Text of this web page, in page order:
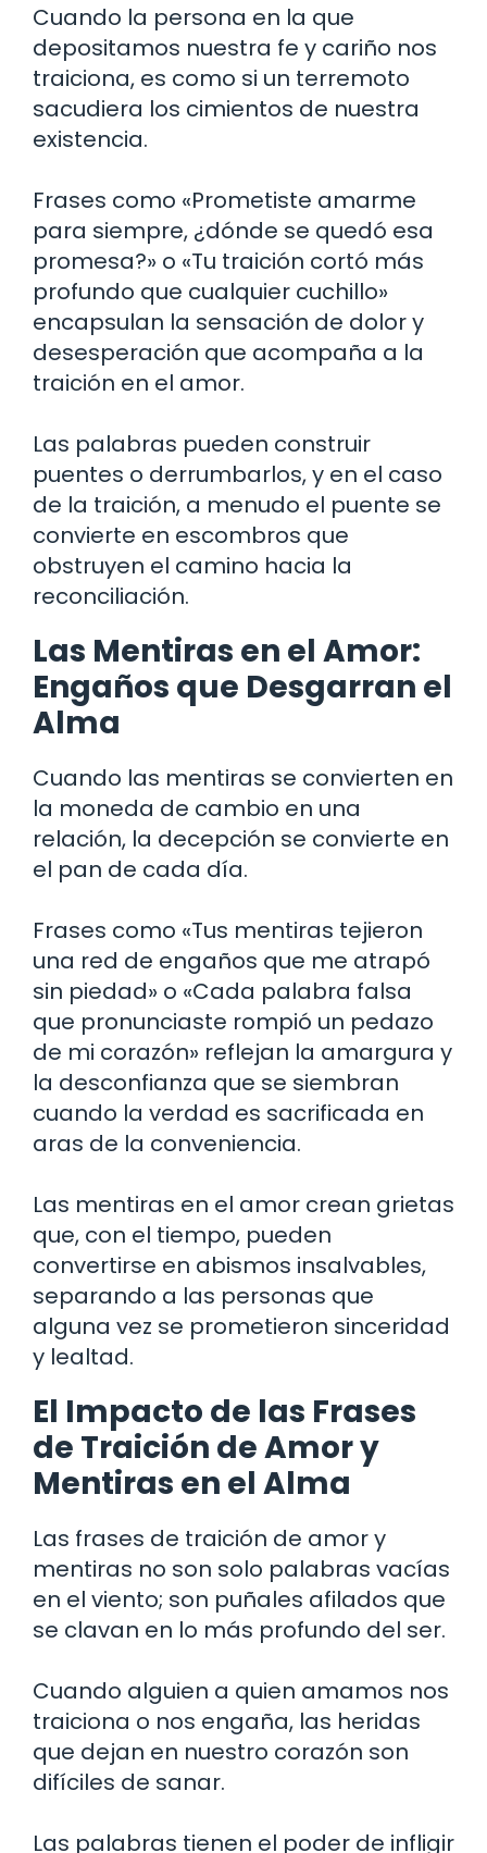
Cuando la persona en la que
depositamos nuestra fe y cariño nos
traiciona, es como si un terremoto
sacudiera los cimientos de nuestra
existencia.
Frases como «Prometiste amarme
para siempre, ¿dónde se quedó esa
promesa?» o «Tu traición cortó más
profundo que cualquier cuchillo»
encapsulan la sensación de dolor y
desesperación que acompaña a la
traición en el amor.
Las palabras pueden construir
puentes o derrumbarlos, y en el caso
de la traición, a menudo el puente se
convierte en escombros que
obstruyen el camino hacia la
reconciliación.
Las Mentiras en el Amor:
Engaños que Desgarran el
Alma
Cuando las mentiras se convierten en
la moneda de cambio en una
relación, la decepción se convierte en
el pan de cada día.
Frases como «Tus mentiras tejieron
una red de engaños que me atrapó
sin piedad» o «Cada palabra falsa
que pronunciaste rompió un pedazo
de mi corazón» reflejan la amargura y
la desconfianza que se siembran
cuando la verdad es sacrificada en
aras de la conveniencia.
Las mentiras en el amor crean grietas
que, con el tiempo, pueden
convertirse en abismos insalvables,
separando a las personas que
alguna vez se prometieron sinceridad
y lealtad.
El Impacto de las Frases
de Traición de Amor y
Mentiras en el Alma
Las frases de traición de amor y
mentiras no son solo palabras vacías
en el viento; son puñales afilados que
se clavan en lo más profundo del ser.
Cuando alguien a quien amamos nos
traiciona o nos engaña, las heridas
que dejan en nuestro corazón son
difíciles de sanar.
Las palabras tienen el poder de infligir